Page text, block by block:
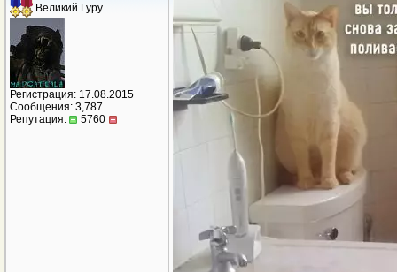
Великий Гуру
Регистрация: 17.08.2015
Сообщения: 3,787
Репутация:
5760